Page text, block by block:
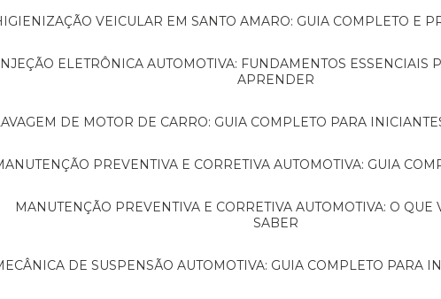
HIGIENIZAÇÃO VEICULAR EM SANTO AMARO: GUIA COMPLETO E
APRENDER
LAVAGEM DE MOTOR DE CARRO: GUIA COMPLETO PARA
MANUTENÇÃO PREVENTIVA E CORRETIVA AUTOMOTIVA: GUIA
MANUTENÇÃO PREVENTIVA E CORRETIVA AUTOMOTIVA: O QUE VOCÊ PRECISA
SABER
MECÂNICA DE SUSPENSÃO AUTOMOTIVA: GUIA COMPLETO PARA